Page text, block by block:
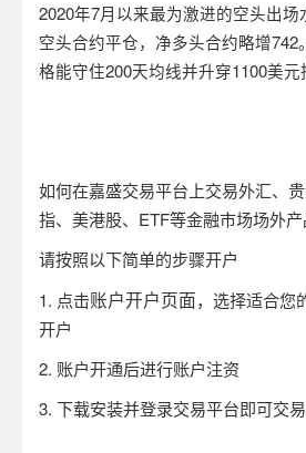
2020年7月以来最为激进的空头出
空头合约平仓，净多头合约略增742
格能守住200天均线并升穿1100美元
如何在嘉盛交易平台上交易外汇、
指、美港股、ETF等金融市场场外产
请按照以下简单的步骤开户
1. 点击账户开户页面，选择适合您
开户
2. 账户开通后进行账户注资
3. 下载安装并登录交易平台即可交易